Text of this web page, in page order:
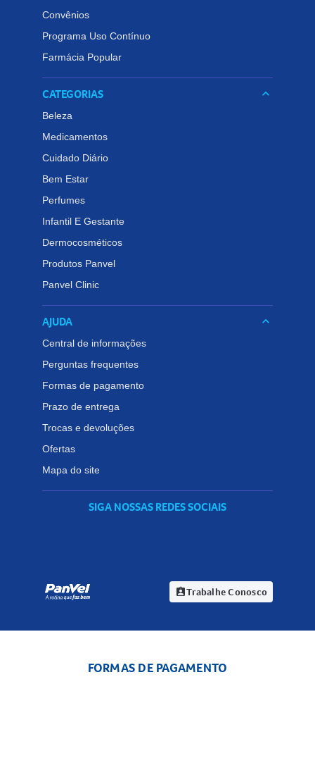
Convênios
Programa Uso Contínuo
Farmácia Popular
CATEGORIAS keyboard_arrow_down
Beleza
Medicamentos
Cuidado Diário
Bem Estar
Perfumes
Infantil E Gestante
Dermocosméticos
Produtos Panvel
Panvel Clinic
AJUDA keyboard_arrow_down
Central de informações
Perguntas frequentes
Formas de pagamento
Prazo de entrega
Trocas e devoluções
Ofertas
Mapa do site
SIGA NOSSAS REDES SOCIAIS
assignment_indTrabalhe Conosco
FORMAS DE PAGAMENTO